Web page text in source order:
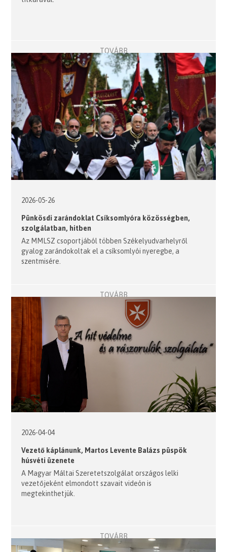
TOVÁBB
2026-05-26
Pünkösdi zarándoklat Csíksomlyóra közösségben,
szolgálatban, hitben
Az MMLSZ csoportjából többen Székelyudvarhelyről
gyalog zarándokoltak el a csíksomlyói nyeregbe, a
szentmisére.
TOVÁBB
2026-04-04
Vezető káplánunk, Martos Levente Balázs püspök
húsvéti üzenete
A Magyar Máltai Szeretetszolgálat országos lelki
vezetőjeként elmondott szavait videón is
megtekinthetjük.
TOVÁBB